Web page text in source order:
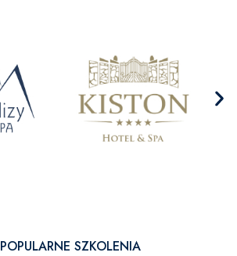
POPULARNE SZKOLENIA